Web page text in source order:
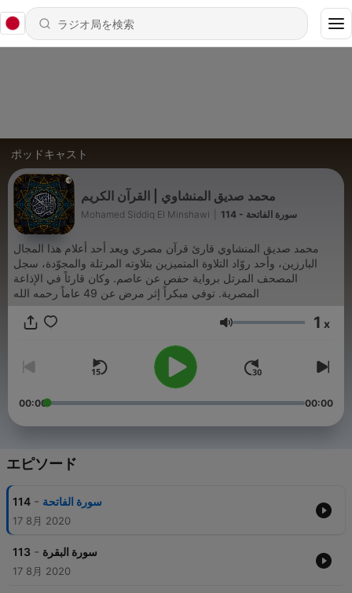
ポッドキャスト
محمد صديق المنشاوي | القرآن الكريم
Mohamed Siddiq El Minshawi 114 - سورة الفاتحة
محمد صديق المنشاوي قارئ قرآن مصري ويعد أحد أعلام هذا المجال
البارزين، وأحد روّاد التلاوة المتميزين بتلاوته المرتلة والمجوّدة، سجل
المصحف المرتل برواية حفص عن عاصم. وكان قارئاً في الإذاعة
المصرية. توفي مبكراً إثر مرض عن 49 عاماً رحمه الله
音量 1 x
00:00 00:00
エピソード
114 - سورة الفاتحة
17 8月 2020
113 - سورة البقرة
17 8月 2020